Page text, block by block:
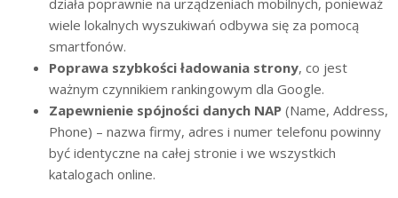
wiele lokalnych wyszukiwań odbywa się za pomocą
smartfonów.
Poprawa szybkości ładowania strony, co jest
ważnym czynnikiem rankingowym dla Google.
Zapewnienie spójności danych NAP (Name, Address,
Phone) – nazwa firmy, adres i numer telefonu powinny
być identyczne na całej stronie i we wszystkich
katalogach online.